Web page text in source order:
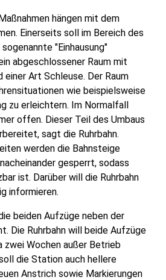
hängen mit dem
Einerseits soll im Bereich des
"Einhausung"
abgeschlossener Raum mit
einer Art Schleuse. Der Raum
wie beispielsweise
zu erleichtern. Im Normalfall
offen. Dieser Teil des Umbaus
sagt die Ruhrbahn.
werden die Bahnsteige
gesperrt, sodass
ist. Darüber will die Ruhrbahn
informieren.
beiden Aufzüge neben der
Die Ruhrbahn will beide Aufzüge
Wochen außer Betrieb
die Station auch hellere
Anstrich sowie Markierungen